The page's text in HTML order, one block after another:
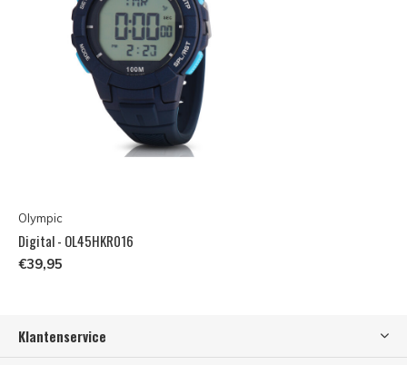
Olympic
Digital - OL45HKR016
€39,95
Klantenservice